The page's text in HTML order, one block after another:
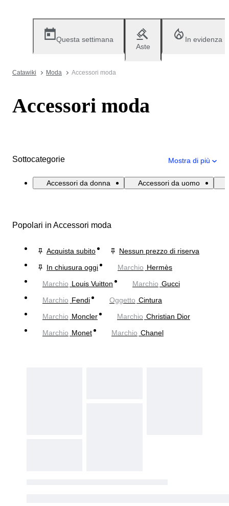
Questa settimana
Aste
In evidenza
Catawiki Moda Accessori moda
Accessori moda
Sottocategorie Mostra di più
Accessori da donna Accessori da uomo
Popolari in Accessori moda
Acquista subito
Nessun prezzo di riserva
In chiusura oggi
Marchio Hermès
Marchio Louis Vuitton Marchio Gucci
Marchio Fendi Oggetto Cintura
Marchio Moncler Marchio Christian Dior
Marchio Monet Marchio Chanel